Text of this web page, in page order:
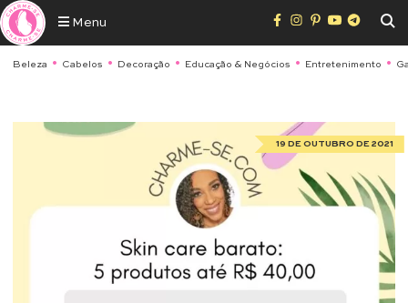
Menu
Beleza Cabelos Decoração Educação & Negócios Entretenimento
19 DE OUTUBRO DE 2021